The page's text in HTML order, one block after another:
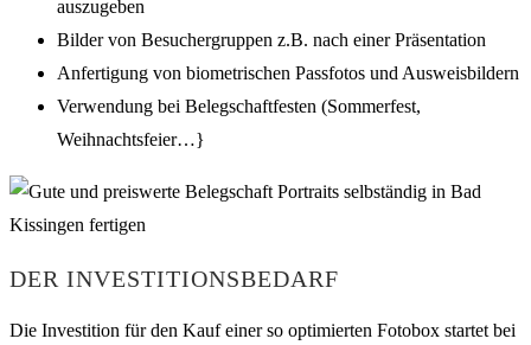
auszugeben
Bilder von Besuchergruppen z.B. nach einer Präsentation
Anfertigung von biometrischen Passfotos und Ausweisbildern
Verwendung bei Belegschaftfesten (Sommerfest,
Weihnachtsfeier…}
DER INVESTITIONSBEDARF
Die Investition für den Kauf einer so optimierten Fotobox startet bei